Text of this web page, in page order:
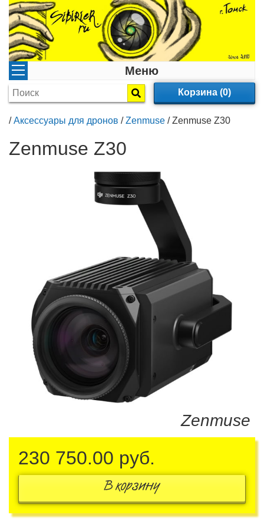
Меню
Корзина (0)
/Аксессуары для дронов /Zenmuse /Zenmuse Z30
Zenmuse Z30
Zenmuse
230 750.00 руб.
В корзину